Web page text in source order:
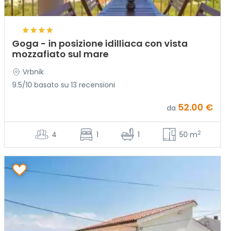
Goga - in posizione idilliaca con vista
mozzafiato sul mare
Vrbnik
9.5/10 basato su 13 recensioni
da 52.00 €
4 1 1 50 m2